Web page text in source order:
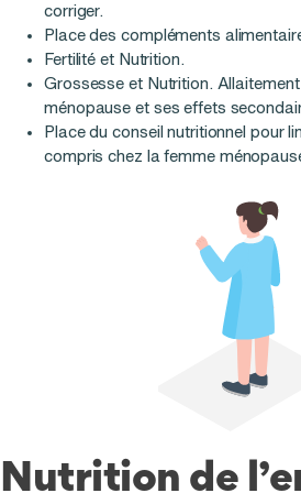
corriger.
Place des compléments
Fertilité et Nutrition.
Grossesse et Nutrition.
ménopause et ses effets
Place du conseil nutritionnel pour
compris chez la femme
Nutrition de